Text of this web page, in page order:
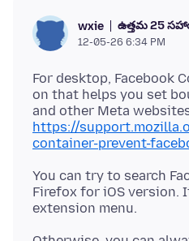
wxie ఉత్తమ 25
12-05-26 6:34 PM
For desktop, Facebook
on that helps you set
https://
container-prevent-
You can try to search
Firefox for iOS version.